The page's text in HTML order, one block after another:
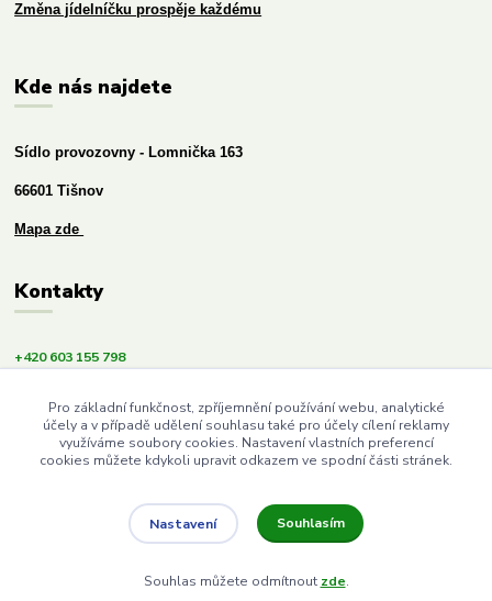
Změna jídelníčku prospěje každému
Kde nás najdete
Sídlo provozovny - Lomnička 163
66601 Tišnov
Mapa zde
Kontakty
+420 603 155 798
info@budemezdravi.cz
Upravit sběr cookies.
Vytvořeno na Eshop-rychle.cz
Pro základní funkčnost, zpříjemnění používání webu, analytické
účely a v případě udělení souhlasu také pro účely cílení reklamy
využíváme soubory cookies. Nastavení vlastních preferencí
cookies můžete kdykoli upravit odkazem ve spodní části stránek.
Nastavení Souhlasím
Souhlas můžete odmítnout zde.